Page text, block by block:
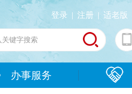
登录 | 注册 | 适老版
办事服务